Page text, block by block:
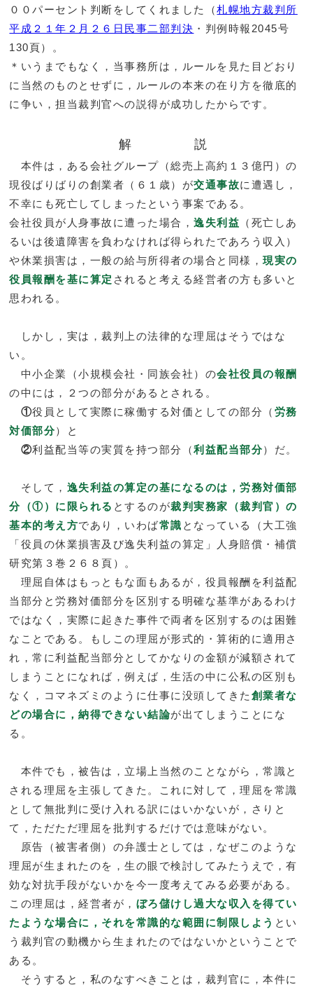
００パーセント判断をしてくれました（札幌地方裁判所
平成２１年２月２６日民事二部判決 ・判例時報2045号
130頁）。
＊いうまでもなく，当事務所は，ルールを見た目どおり
に当然のものとせずに，ルールの本来の在り方を徹底的
に争い，担当裁判官への説得が成功したからです。
解 説
本件は，ある会社グループ（総売上高約１３億円）の
現役ばりばりの創業者（６１歳）が交通事故に遭遇し，
不幸にも死亡してしまったという事案である。
会社役員が人身事故に遭った場合，逸失利益 （死亡しあ
るいは後遺障害を負わなければ得られたであろう収入）
や休業損害は，一般の給与所得者の場合と同様，現実の
役員報酬を基に算定 されると考える経営者の方も多いと
思われる。
しかし，実は，裁判上の法律的な理屈はそうではな
い。
中小企業（小規模会社・同族会社）の会社役員の報酬
の中には，２つの部分があるとされる。
①役員として実際に稼働する対価としての部分（ 労務
対価部分）と
②利益配当等の実質を持つ部分（利益配当部分）だ。
そして， 逸失利益の算定の基になるのは，労務対価部
分（①）に限られる とするのが裁判実務家（裁判官）の
基本的考え方であり，いわば常識 となっている（大工強
「役員の休業損害及び逸失利益の算定」人身賠償・補償
研究第３巻２６８頁）。
理屈自体はもっともな面もあるが，役員報酬を利益配
当部分と労務対価部分を区別する明確な基準があるわけ
ではなく，実際に起きた事件で両者を区別するのは困難
なことである。もしこの理屈が形式的・算術的に適用さ
れ，常に利益配当部分としてかなりの金額が減額されて
しまうことになれば，例えば，生活の中に公私の区別も
なく，コマネズミのように仕事に没頭してきた 創業者な
どの場合に，納得できない結論が出てしまうことにな
る。
本件でも，被告は，立場上当然のことながら，常識と
される理屈を主張してきた。これに対して，理屈を常識
として無批判に受け入れる訳にはいかないが，さりと
て，ただただ理屈を批判するだけでは意味がない。
原告（被害者側）の弁護士としては，なぜこのような
理屈が生まれたのを，生の眼で検討してみたうえで，有
効な対抗手段がないかを今一度考えてみる必要がある。
この理屈は，経営者が， ぼろ儲けし過大な収入を得てい
たような場合に，それを常識的な範囲に制限しよう とい
う裁判官の動機から生まれたのではないかということで
ある。
そうすると，私のなすべきことは，裁判官に，本件に